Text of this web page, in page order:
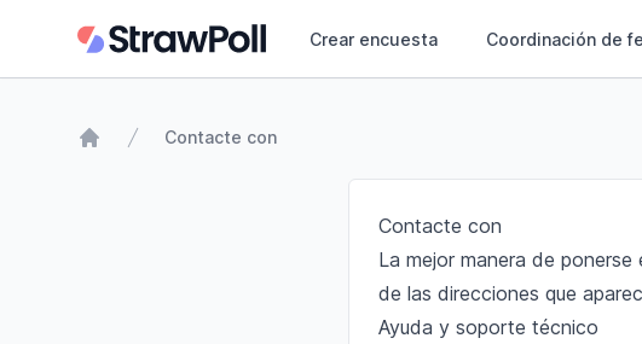
Crear encuesta Coordinación de
Contacte con
Contacte con
La mejor manera de
de las direcciones que
Ayuda y soporte técnico